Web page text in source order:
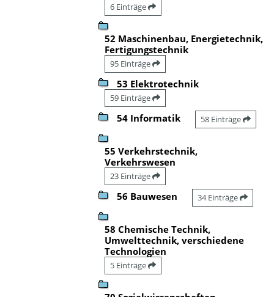
6 Einträge
52 Maschinenbau, Energietechnik,
Fertigungstechnik
95 Einträge
53 Elektrotechnik
59 Einträge
54 Informatik 58 Einträge
55 Verkehrstechnik,
Verkehrswesen
23 Einträge
56 Bauwesen 34 Einträge
58 Chemische Technik,
Umwelttechnik, verschiedene
Technologien
5 Einträge